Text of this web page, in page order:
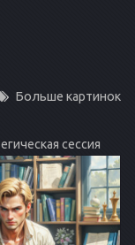
Больше картинок
сессия